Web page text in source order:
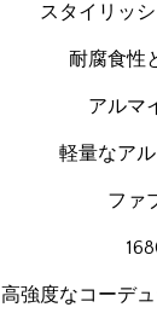
スタイリッ
耐腐食性
アルマ
軽量なア
ファ
高強度なコーデ